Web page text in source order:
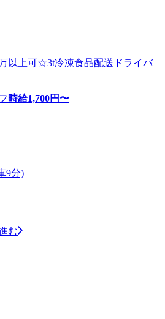
以上可☆3t冷凍食品配送ドライバ
時給1,700円〜
9分)
む